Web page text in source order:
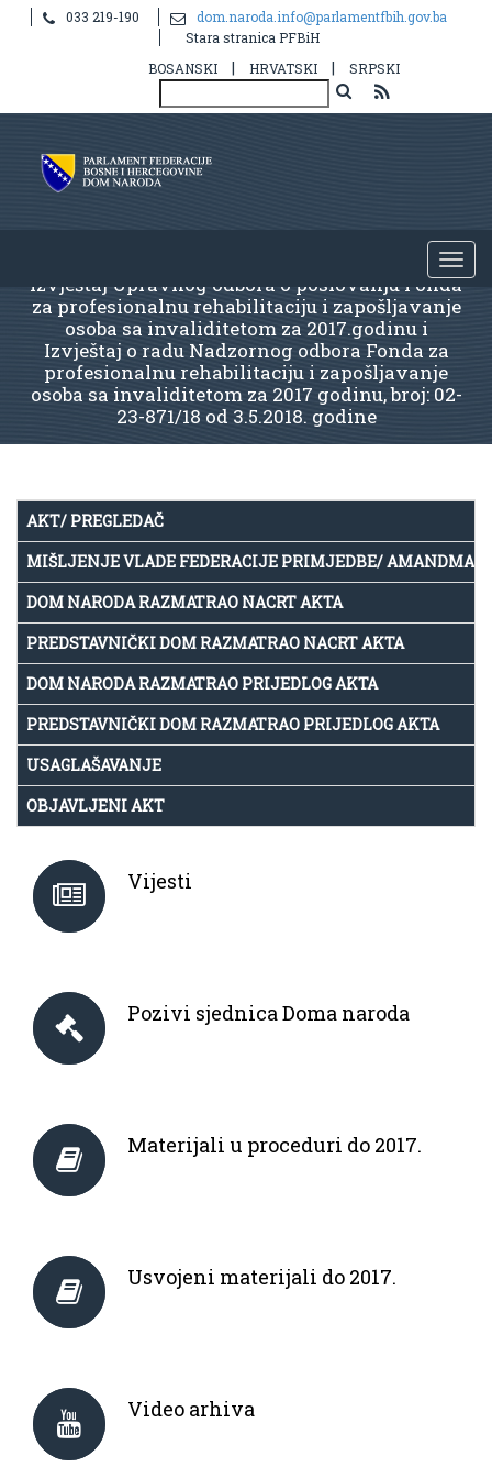
033 219-190
dom.naroda.info@parlamentfbih.gov.ba
Stara stranica PFBiH
BOSANSKI
| HRVATSKI | SRPSKI
Izvještaj Upravnog odbora o poslovanju Fonda
za profesionalnu rehabilitaciju i zapošljavanje
osoba sa invaliditetom za 2017.godinu i
Izvještaj o radu Nadzornog odbora Fonda za
profesionalnu rehabilitaciju i zapošljavanje
osoba sa invaliditetom za 2017 godinu, broj: 02-
23-871/18 od 3.5.2018. godine
AKT/ PREGLEDAČ
MIŠLJENJE VLADE FEDERACIJE PRIMJEDBE/
DOM NARODA RAZMATRAO NACRT AKTA
PREDSTAVNIČKI DOM RAZMATRAO NACRT AKTA
DOM NARODA RAZMATRAO PRIJEDLOG AKTA
PREDSTAVNIČKI DOM RAZMATRAO PRIJEDLOG AKTA
USAGLAŠAVANJE
OBJAVLJENI AKT
Vijesti
Pozivi sjednica Doma naroda
Materijali u proceduri do 2017.
Usvojeni materijali do 2017.
Video arhiva